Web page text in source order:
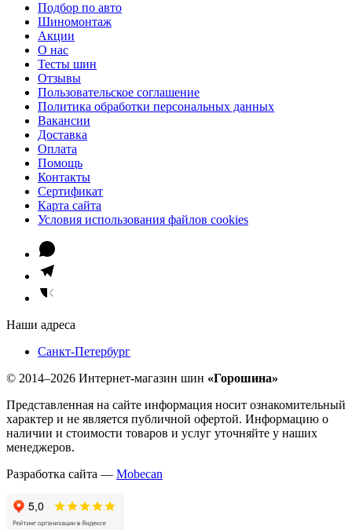
Подбор по авто
Шиномонтаж
Акции
О нас
Тесты шин
Отзывы
Пользовательское соглашение
Политика обработки персональных данных
Вакансии
Доставка
Оплата
Помощь
Контакты
Сертификат
Карта сайта
Условия использования файлов cookies
Наши адреса
Санкт-Петербург
© 2014–2026 Интернет-магазин шин «Горошина»
Представленная на сайте информация носит ознакомительный
характер и не является публичной офертой. Информацию о
наличии и стоимости товаров и услуг уточняйте у наших
менеджеров.
Разработка сайта — Mobecan